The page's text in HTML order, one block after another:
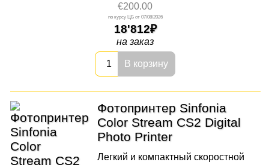
€200.00
07/08/2026
18'812
на заказ
В корзину
Фотопринтер Sinfonia
Color Stream CS2 Digital
Photo Printer
Легкий и компактный скоростной